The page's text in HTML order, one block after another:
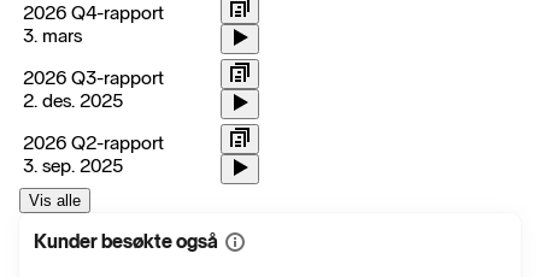
2026 Q4-rapport
3. mars
2026 Q3-rapport
2. des. 2025
2026 Q2-rapport
3. sep. 2025
Vis alle
Kunder besøkte også Vis